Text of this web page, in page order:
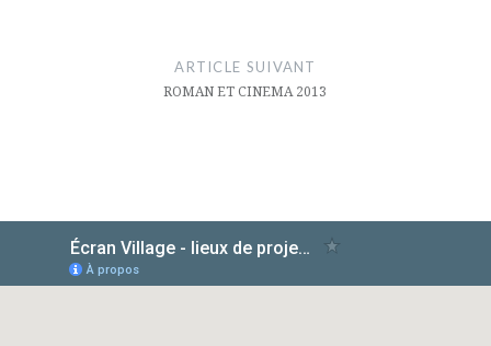
ARTICLE SUIVANT
ROMAN ET CINEMA 2013